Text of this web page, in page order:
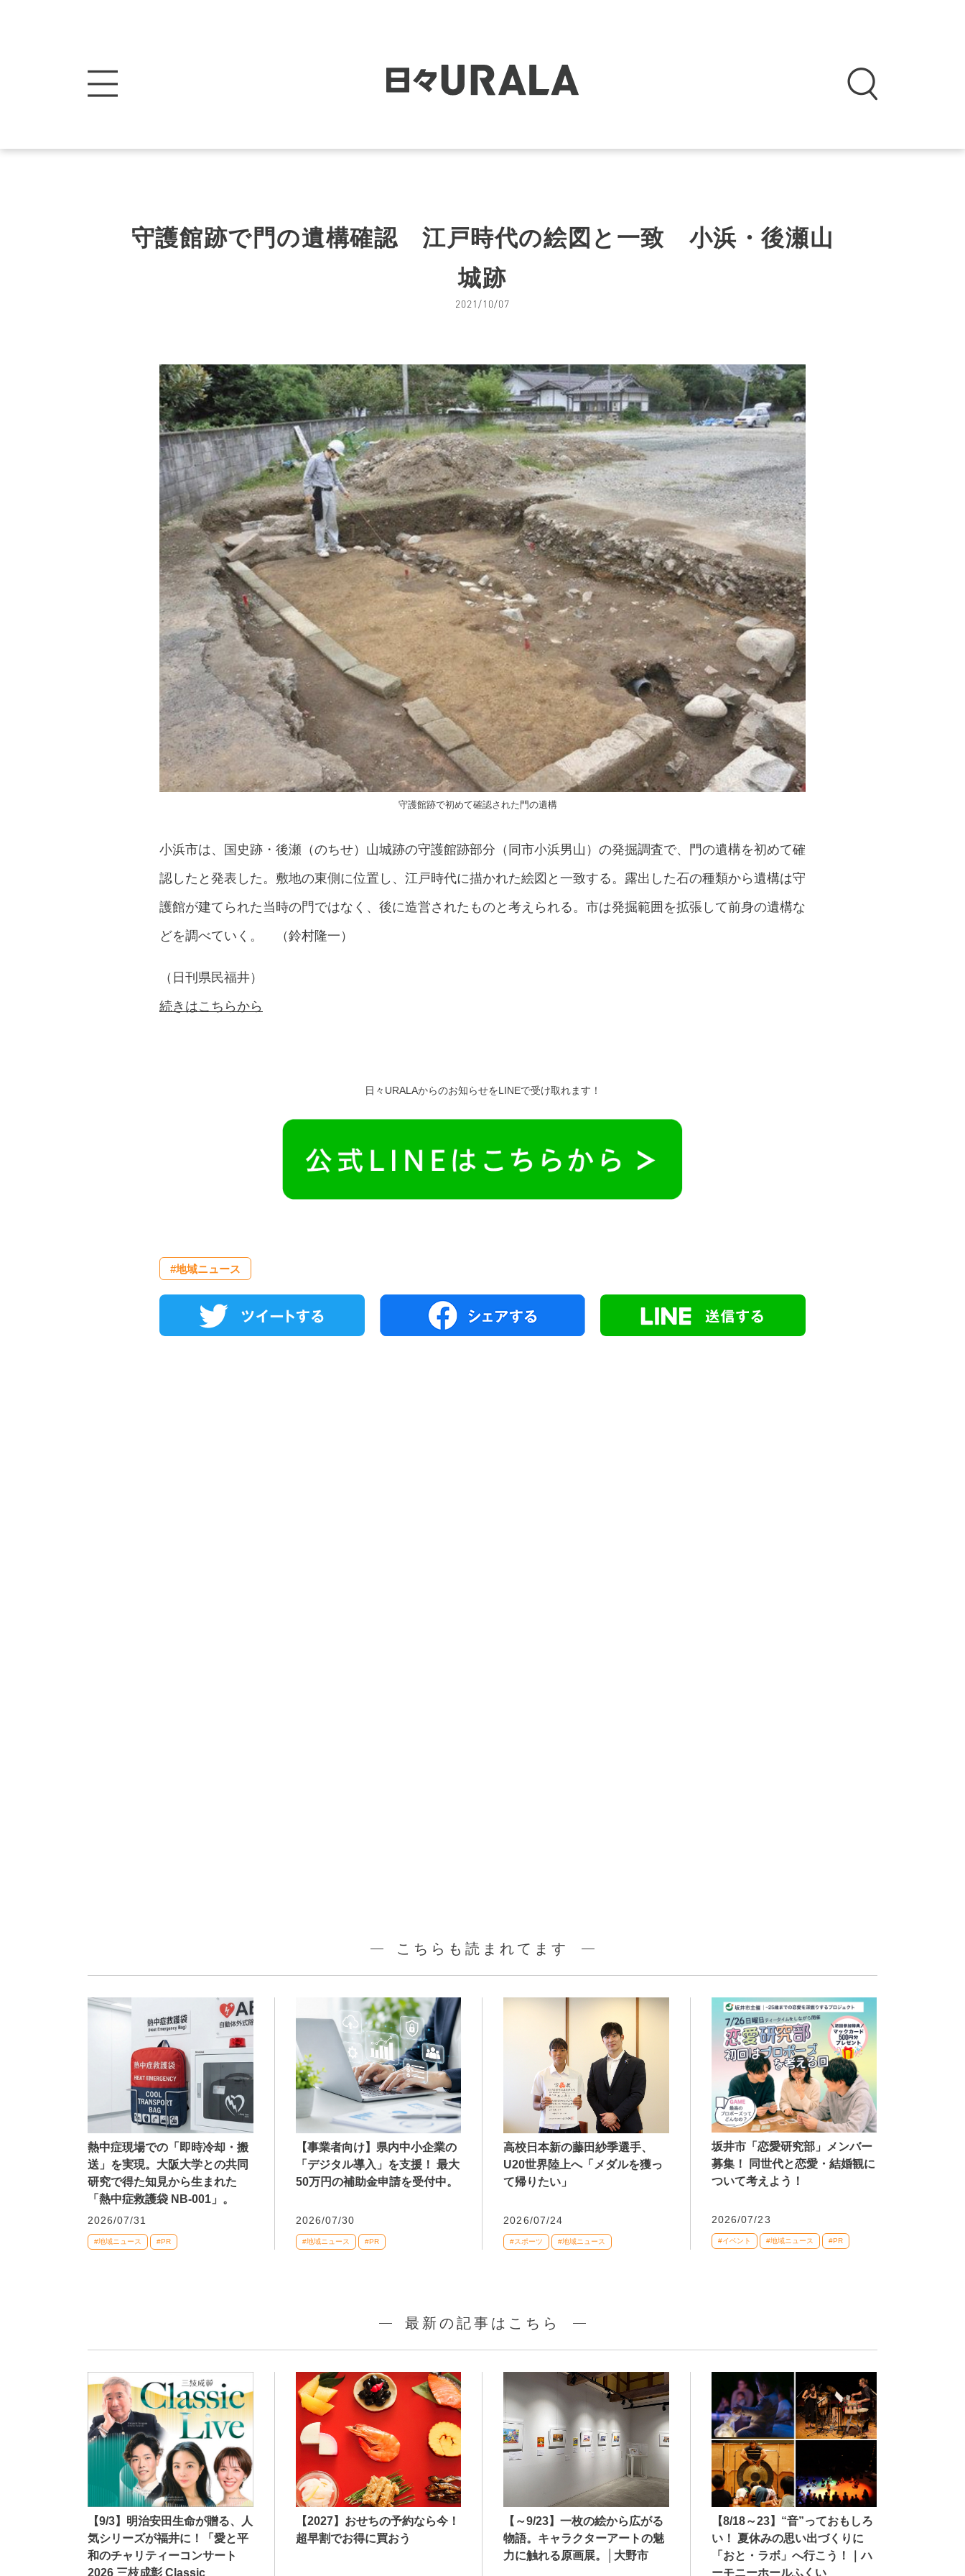
守護館跡で門の遺構確認 江戸時代の絵図と一致 小浜・後瀬山
城跡
2021/10/07
守護館跡で初めて確認された門の遺構
小浜市は、国史跡・後瀬（のちせ）山城跡の守護館跡部分（同市小浜男山）の発掘調査で、門の遺構を初めて確
認したと発表した。敷地の東側に位置し、江戸時代に描かれた絵図と一致する。露出した石の種類から遺構は守
護館が建てられた当時の門ではなく、後に造営されたものと考えられる。市は発掘範囲を拡張して前身の遺構な
どを調べていく。 （鈴村隆一）
（日刊県民福井）
続きはこちらから
日々URALAからのお知らせをLINEで受け取れます！
#地域ニュース
こちらも読まれてます
熱中症現場での「即時冷却・搬
送」を実現。大阪大学との共同
研究で得た知見から生まれた
「熱中症救護袋 NB-001」。
2026/07/31
#地域ニュース #PR
【事業者向け】県内中小企業の
「デジタル導入」を支援！ 最大
50万円の補助金申請を受付中。
2026/07/30
#地域ニュース #PR
高校日本新の藤田紗季選手、
U20世界陸上へ「メダルを獲っ
て帰りたい」
2026/07/24
#スポーツ #地域ニュース
坂井市「恋愛研究部」メンバー
募集！ 同世代と恋愛・結婚観に
ついて考えよう！
2026/07/23
#イベント #地域ニュース #PR
最新の記事はこちら
【9/3】明治安田生命が贈る、人
気シリーズが福井に！「愛と平
和のチャリティーコンサート
2026 三枝成彰 Classic
【2027】おせちの予約なら今！
超早割でお得に買おう
【～9/23】一枚の絵から広がる
物語。キャラクターアートの魅
力に触れる原画展。│大野市
【8/18～23】“音”っておもしろ
い！ 夏休みの思い出づくりに
「おと・ラボ」へ行こう！｜ハ
ーモニーホールふくい